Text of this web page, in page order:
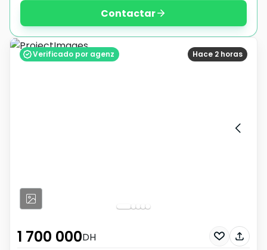
Contactar
Hace 2 horas
Verificado por agenz
1 700 000DH